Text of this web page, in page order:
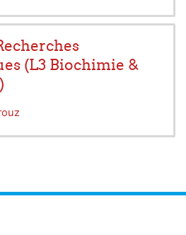
(L3 Biochimie &